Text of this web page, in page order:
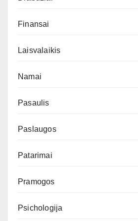
Finansai
Laisvalaikis
Namai
Pasaulis
Paslaugos
Patarimai
Pramogos
Psichologija